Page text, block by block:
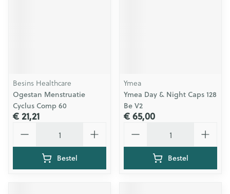
Besins Healthcare
Ogestan Menstruatie
Cyclus Comp 60
€ 21,21
Bestel
Ymea
Ymea Day & Night Caps 128
Be V2
€ 65,00
Bestel